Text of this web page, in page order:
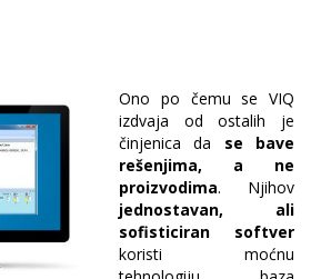
Ono po čemu se VIQ
izdvaja od ostalih je
činjenica da se bave
rešenjima, a ne
proizvodima. Njihov
jednostavan, ali
sofisticiran softver
koristi moćnu